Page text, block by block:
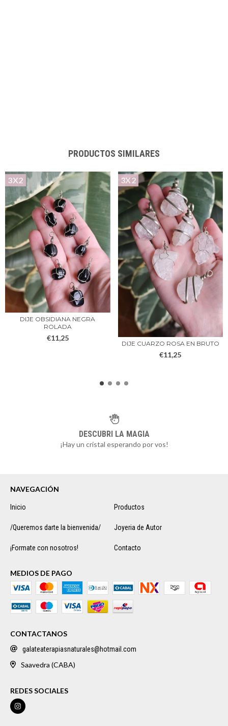
PRODUCTOS SIMILARES
3X2
DIJE OBSIDIANA NEGRA
ROLADA
€11,25
3X2
DIJE CUARZO ROSA EN BRUTO
€11,25
DESCUBRI LA MAGIA
¡Hay un cristal esperando por vos!
NAVEGACIÓN
Inicio Productos
/Queremos darte la bienvenida/ Joyeria de Autor
¡Formate con nosotros! Contacto
MEDIOS DE PAGO
CONTACTANOS
galateaterapiasnaturales@hotmail.com
Saavedra (CABA)
REDES SOCIALES